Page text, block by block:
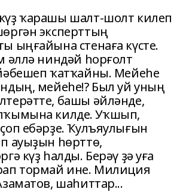
ҡарашы шалт-шолт килеп
эксперттың
ыңғайына стенаға күсте.
әллә ниндәй һорғолт
ҡатҡайны. Мейеһе
мейеһе!? Был уй уның
башы әйләнде,
килде. Уҡшып,
ебәрҙе. Ҡулъяулығын
ауыҙын һөрттө,
күҙ һалды. Берәү ҙә уға
тормай ине. Милиция
шаһиттар...